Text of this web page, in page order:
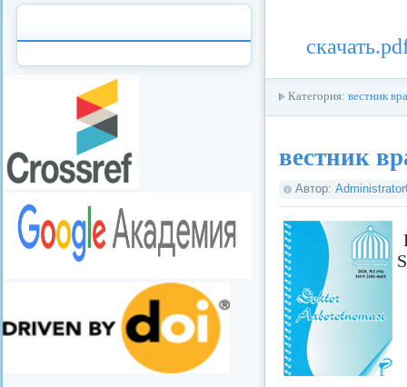
Категория: вестник
вестник
Автор: